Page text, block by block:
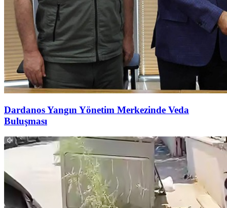
Dardanos Yangın Yönetim Merkezinde Veda
Buluşması